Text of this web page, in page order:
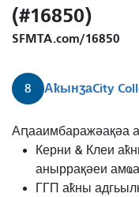
(#16850)
SFMTA.com/16850
8 АҟынӡаCity
8
Беишор
минуҭ
Аԥааимбаражәақәа
Керни & Клеи
аныррақәеи
ГГП аҟны